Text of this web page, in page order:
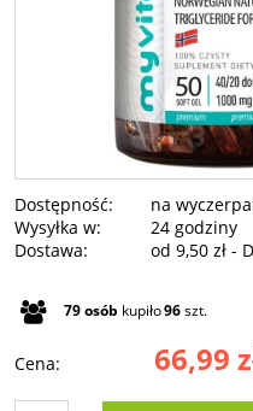
Dostępność:
na
Wysyłka w:
24 godziny
Dostawa:
od 9,50 zł -
Cena nie zawiera
79osób kupiło96szt.
Cena: 66,99